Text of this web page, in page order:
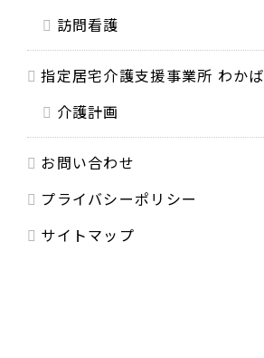
訪問看護
指定居宅介護支援事業所 わかば
介護計画
お問い合わせ
プライバシーポリシー
サイトマップ